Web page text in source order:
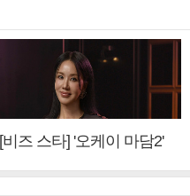
[비즈 스타] '오케이 마담2'